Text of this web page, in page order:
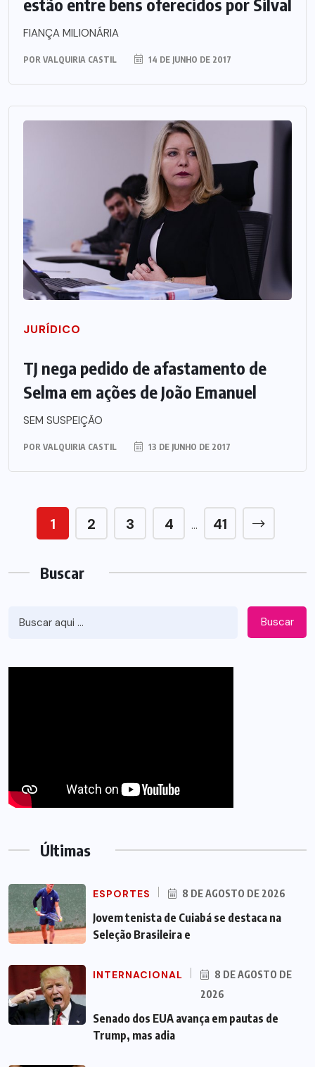
FIANÇA MILIONÁRIA
POR VALQUIRIA CASTIL 14 DE JUNHO DE 2017
JURÍDICO
TJ nega pedido de afastamento de
Selma em ações de João Emanuel
SEM SUSPEIÇÃO
POR VALQUIRIA CASTIL 13 DE JUNHO DE 2017
1 2 3 4 … 41
Buscar
Buscar
Últimas
ESPORTES 8 DE AGOSTO DE 2026
Jovem tenista de Cuiabá se destaca na
Seleção Brasileira e
INTERNACIONAL
8 DE AGOSTO DE
2026
Senado dos EUA avança em pautas de
Trump, mas adia